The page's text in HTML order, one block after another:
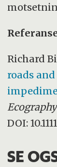
Richard
roads
Ecography
DOI:
SE